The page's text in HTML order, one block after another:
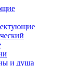
и душа